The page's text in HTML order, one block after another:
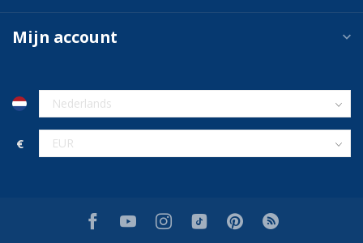
Mijn account
€